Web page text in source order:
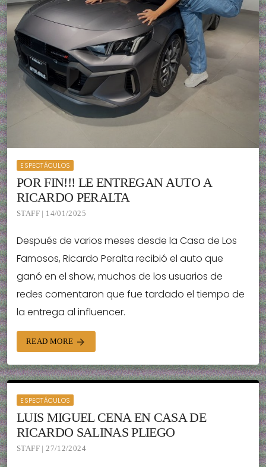
ESPECTÁCULOS
POR FIN!!! LE ENTREGAN AUTO A
RICARDO PERALTA
STAFF | 14/01/2025
Después de varios meses desde la Casa de Los
Famosos, Ricardo Peralta recibió el auto que
ganó en el show, muchos de los usuarios de
redes comentaron que fue tardado el tiempo de
la entrega al influencer.
READ MORE arrow_forward
ESPECTÁCULOS
LUIS MIGUEL CENA EN CASA DE
RICARDO SALINAS PLIEGO
STAFF | 27/12/2024